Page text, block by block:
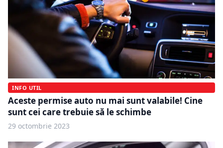
INFO UTIL
Aceste permise auto nu mai sunt valabile! Cine
sunt cei care trebuie să le schimbe
29 octombrie 2023